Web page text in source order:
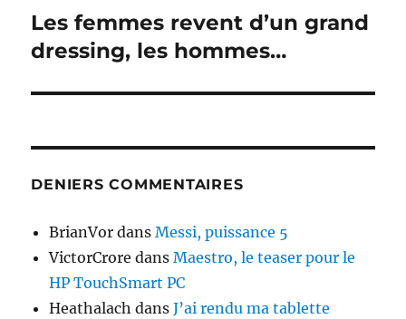
Publication
suivante :
Les femmes revent d’un grand
dressing, les hommes…
DENIERS COMMENTAIRES
BrianVor dansMessi, puissance 5
VictorCrore dansMaestro, le teaser pour le
HP TouchSmart PC
Heathalach dansJ’ai rendu ma tablette